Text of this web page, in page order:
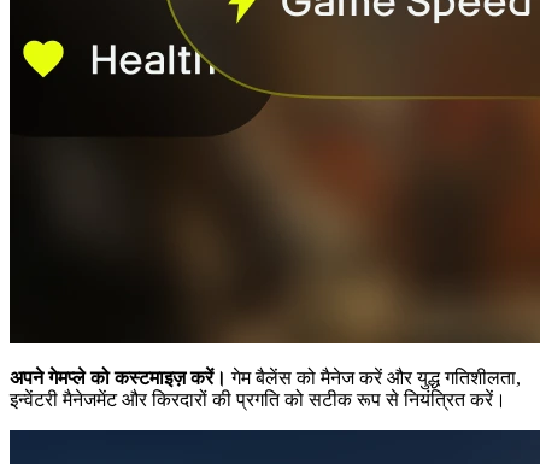
अपने गेमप्ले को कस्टमाइज़ करें। गेम बैलेंस को मैनेज करें और युद्ध गतिशीलता,
इन्वेंटरी मैनेजमेंट और किरदारों की प्रगति को सटीक रूप से नियंत्रित करें।